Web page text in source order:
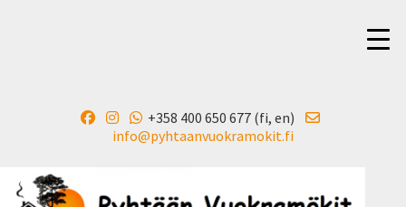
+358 400 650 677 (fi, en)
info@pyhtaanvuokramokit.fi